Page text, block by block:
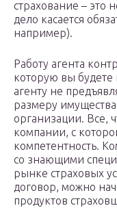
страхование – это
дело касается
например).
Работу агента
которую вы будете
агенту не
размеру
организации. Все,
компании, с
компетентность.
со знающими
рынке страховых
договор, можно
продуктов